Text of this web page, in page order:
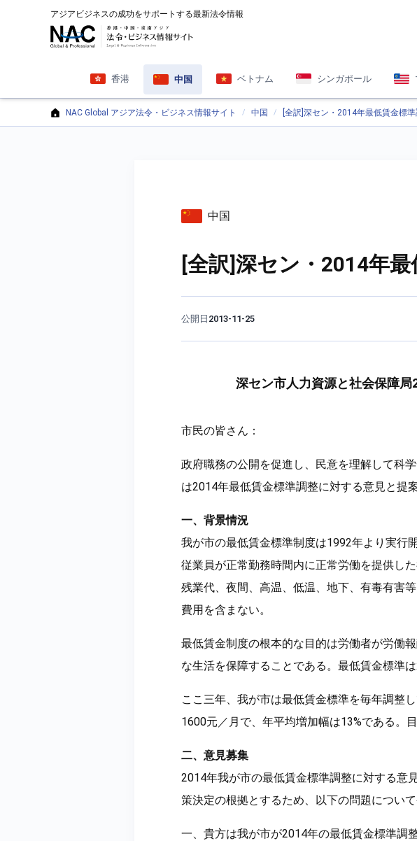
アジアビジネスの成功をサポートする最新法令情報
香港 中国 ベトナム シンガポール
NAC Global アジア法令・ビジネス情報サイト 中国 [全訳]深セン・2014年最低賃金標
中国
[全訳]深セン・2014年
公開日 2013-11-25
深セン市人力資源と社会保障
市民の皆さん：
政府職務の公開を促進し、民意を理解して科
は2014年最低賃金標準調整に対する意見と提
一、背景情況
我が市の最低賃金標準制度は1992年より実行
従業員が正常勤務時間内に正常労働を提供し
残業代、夜間、高温、低温、地下、有毒有害
費用を含まない。
最低賃金制度の根本的な目的は労働者が労働
な生活を保障することである。最低賃金標準は
ここ三年、我が市は最低賃金標準を毎年調整
1600元／月で、年平均増加幅は13%である。
二、意見募集
2014年我が市の最低賃金標準調整に対する意
策決定の根拠とするため、以下の問題につい
一、貴方は我が市が2014年の最低賃金標準調